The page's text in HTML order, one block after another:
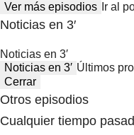
Ver más episodios Ir al
Noticias en 3′
Noticias en 3′
Noticias en 3′ Últimos
Cerrar
Otros episodios
Cualquier tiempo